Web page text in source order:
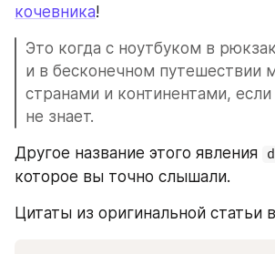
кочевника!
Это когда с ноутбуком в
и в бесконечном путешествии
странами и континентами,
не знает.
Другое название этого явления
которое вы точно слышали.
Цитаты из оригинальной статьи